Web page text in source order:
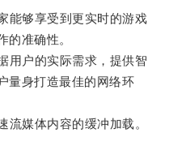
够享受到更实时的游戏
的准确性。
户的实际需求，提供智
量身打造最佳的网络环
媒体内容的缓冲加载。